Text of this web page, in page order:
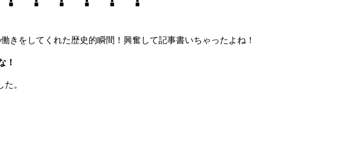
きをしてくれた歴史的瞬間！興奮して記事書いちゃったよね！
！
。